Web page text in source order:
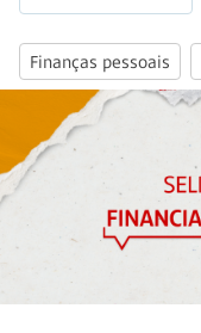
Finanças pessoais